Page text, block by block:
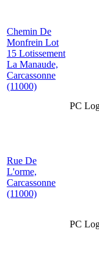
Chemin De
Monfrein Lot
15 Lotissement
La Manaude,
Carcassonne
(11000)
PC
Rue De
L'orme,
Carcassonne
(11000)
PC